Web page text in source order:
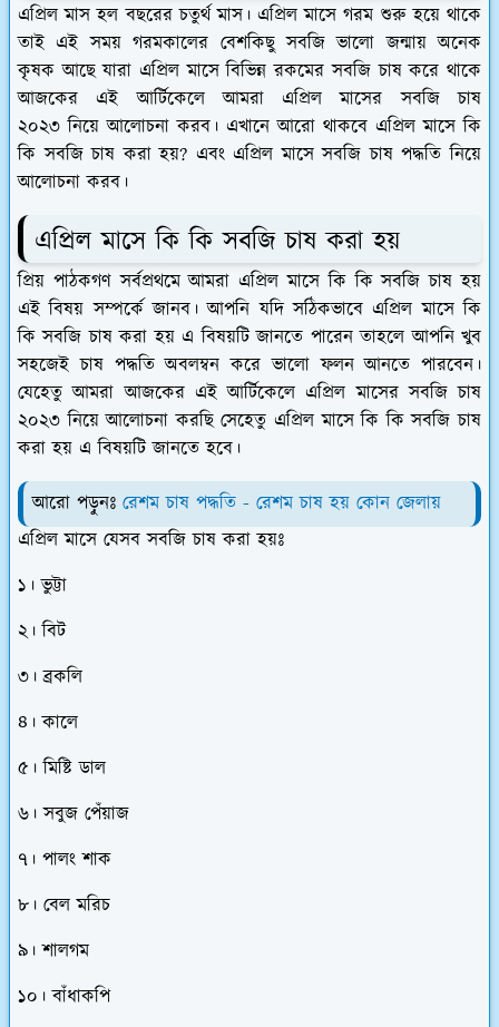
এপ্রিল মাস হল বছরের চতুর্থ মাস। এপ্রিল মাসে গরম শুরু হয়ে থাকে
তাই এই সময় গরমকালের বেশকিছু সবজি ভালো জন্মায় অনেক
কৃষক আছে যারা এপ্রিল মাসে বিভিন্ন রকমের সবজি চাষ করে থাকে
আজকের এই আর্টিকেলে আমরা এপ্রিল মাসের সবজি চাষ
২০২৩ নিয়ে আলোচনা করব। এখানে আরো থাকবে এপ্রিল মাসে কি
কি সবজি চাষ করা হয়? এবং এপ্রিল মাসে সবজি চাষ পদ্ধতি নিয়ে
আলোচনা করব।
এপ্রিল মাসে কি কি সবজি চাষ করা হয়
প্রিয় পাঠকগণ সর্বপ্রথমে আমরা এপ্রিল মাসে কি কি সবজি চাষ হয়
এই বিষয় সম্পর্কে জানব। আপনি যদি সঠিকভাবে এপ্রিল মাসে কি
কি সবজি চাষ করা হয় এ বিষয়টি জানতে পারেন তাহলে আপনি খুব
সহজেই চাষ পদ্ধতি অবলম্বন করে ভালো ফলন আনতে পারবেন।
যেহেতু আমরা আজকের এই আর্টিকেলে এপ্রিল মাসের সবজি চাষ
২০২৩ নিয়ে আলোচনা করছি সেহেতু এপ্রিল মাসে কি কি সবজি চাষ
করা হয় এ বিষয়টি জানতে হবে।
আরো পড়ুনঃ রেশম চাষ পদ্ধতি - রেশম চাষ হয় কোন জেলায়
এপ্রিল মাসে যেসব সবজি চাষ করা হয়ঃ
১। ভুট্টা
২। বিট
৩। ব্রকলি
৪। কালে
৫। মিষ্টি ডাল
৬। সবুজ পেঁয়াজ
৭। পালং শাক
৮। বেল মরিচ
৯। শালগম
১০। বাঁধাকপি